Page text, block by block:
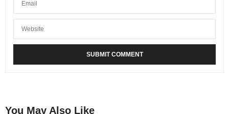
You May Also Like